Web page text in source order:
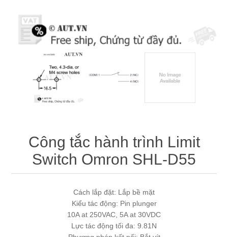
Động cơ bước 2 phase
Chưa Phân Loại
Phụ Kiện Schneider
Phụ Kiện Siemens
Công tắc hành trình Limit
Switch Omron SHL-D55
Cách lắp đặt: Lắp bề mặt
Kiểu tác động: Pin plunger
10A at 250VAC, 5A at 30VDC
Lực tác động tối đa: 9.81N